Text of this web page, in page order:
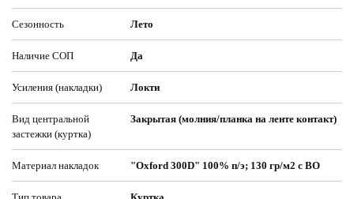
Сезонность Лето
Наличие СОП Да
Усиления (накладки) Локти
Вид центральной
застежки (куртка)
Закрытая (молния/планка на ленте контакт)
Материал накладок "Oxford 300D" 100% п/э; 130 гр/м2 с ВО